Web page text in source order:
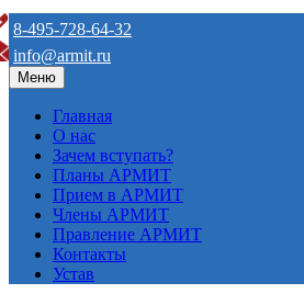
8-495-728-64-32
info@armit.ru
Меню
Главная
О нас
Зачем вступать?
Планы АРМИТ
Прием в АРМИТ
Члены АРМИТ
Правление АРМИТ
Контакты
Устав